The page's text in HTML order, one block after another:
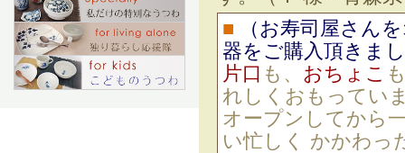
■
（お寿司屋さん
器をご購入頂きま
片口 も、 おちょこ
れしくおもってい
オープンしてから
い忙しく かかわっ